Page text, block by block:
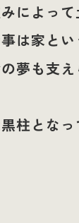
によっ
は家と
夢も支
柱とな